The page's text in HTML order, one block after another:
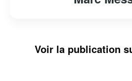
Voir la publication